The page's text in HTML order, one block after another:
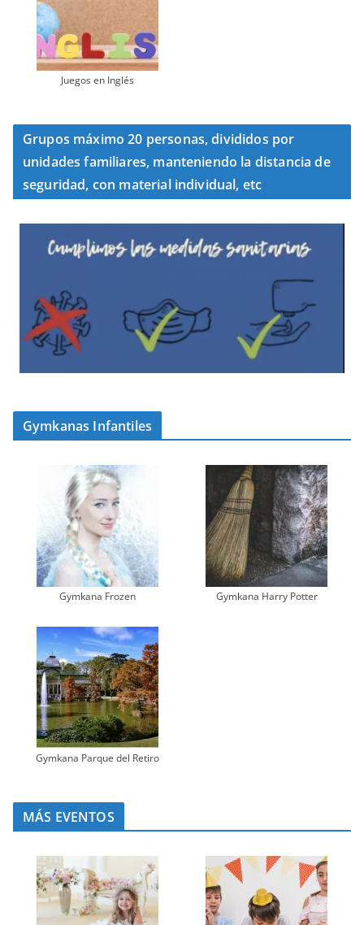
Juegos en Inglés
Grupos máximo 20 personas, divididos por
unidades familiares, manteniendo la distancia de
seguridad, con material individual, etc
Gymkanas Infantiles
Gymkana Frozen Gymkana Harry Potter
Gymkana Parque del Retiro
MÁS EVENTOS